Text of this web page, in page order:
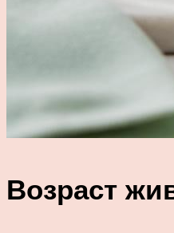
Возраст